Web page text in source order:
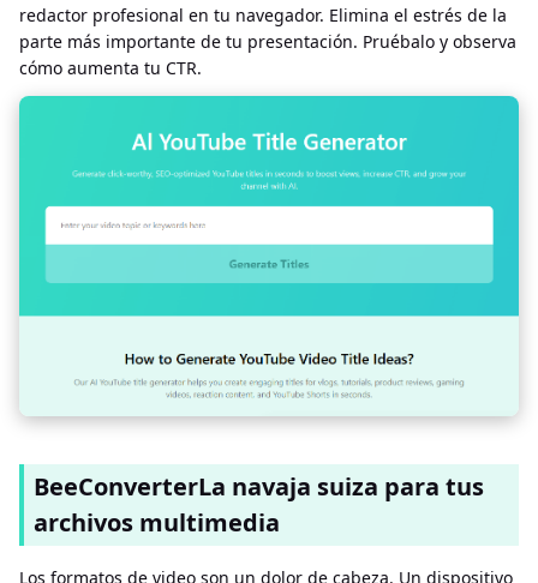
redactor profesional en tu navegador. Elimina el estrés de la
parte más importante de tu presentación. Pruébalo y observa
cómo aumenta tu CTR.
BeeConverterLa navaja suiza para tus
archivos multimedia
Los formatos de video son un dolor de cabeza. Un dispositivo